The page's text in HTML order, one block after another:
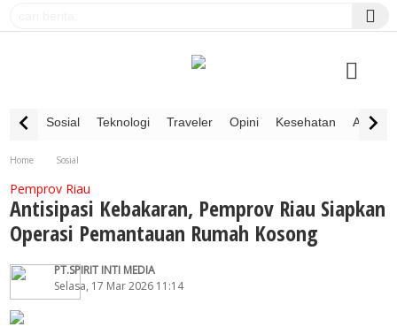
Sosial Teknologi Traveler Opini Kesehatan
Home
Sosial
Pemprov Riau
Antisipasi Kebakaran, Pemprov Riau Siapkan
Operasi Pemantauan Rumah Kosong
PT.SPIRIT INTI MEDIA
Selasa, 17 Mar 2026 11:14